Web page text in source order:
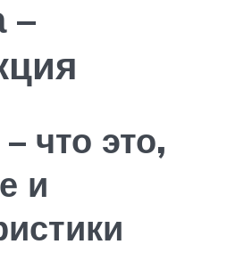
–
что это,
и